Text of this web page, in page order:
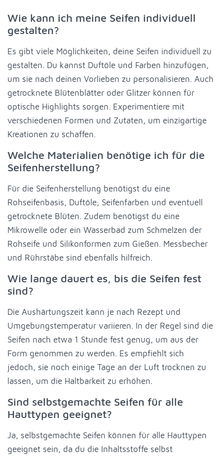
Wie kann ich meine Seifen individuell
gestalten?
Es gibt viele Möglichkeiten, deine Seifen individuell zu
gestalten. Du kannst Duftöle und Farben hinzufügen,
um sie nach deinen Vorlieben zu personalisieren. Auch
getrocknete Blütenblätter oder Glitzer können für
optische Highlights sorgen. Experimentiere mit
verschiedenen Formen und Zutaten, um einzigartige
Kreationen zu schaffen.
Welche Materialien benötige ich für die
Seifenherstellung?
Für die Seifenherstellung benötigst du eine
Rohseifenbasis, Duftöle, Seifenfarben und eventuell
getrocknete Blüten. Zudem benötigst du eine
Mikrowelle oder ein Wasserbad zum Schmelzen der
Rohseife und Silikonformen zum Gießen. Messbecher
und Rührstäbe sind ebenfalls hilfreich.
Wie lange dauert es, bis die Seifen fest
sind?
Die Aushärtungszeit kann je nach Rezept und
Umgebungstemperatur variieren. In der Regel sind die
Seifen nach etwa 1 Stunde fest genug, um aus der
Form genommen zu werden. Es empfiehlt sich
jedoch, sie noch einige Tage an der Luft trocknen zu
lassen, um die Haltbarkeit zu erhöhen.
Sind selbstgemachte Seifen für alle
Hauttypen geeignet?
Ja, selbstgemachte Seifen können für alle Hauttypen
geeignet sein, da du die Inhaltsstoffe selbst